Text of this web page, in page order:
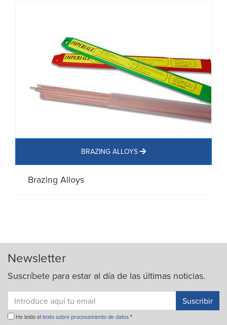
BRAZING ALLOYS
Brazing Alloys
Newsletter
Suscríbete para estar al día de las últimas noticias.
He leído eltexto sobre procesamiento de datos*